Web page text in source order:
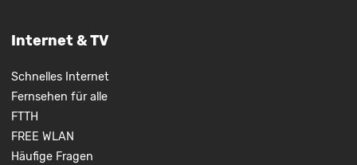
Internet & TV
Schnelles Internet
Fernsehen für alle
FTTH
FREE WLAN
Häufige Fragen